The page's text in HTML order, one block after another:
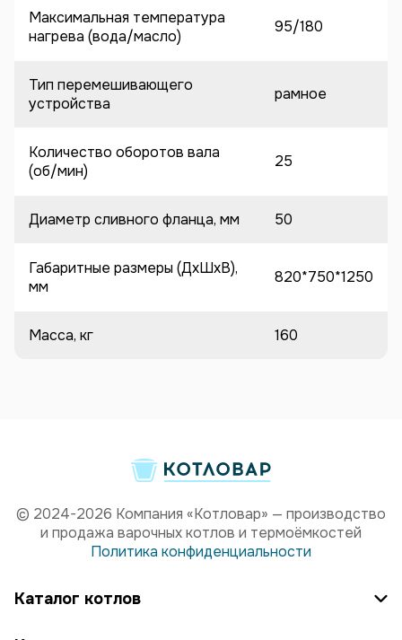
Максимальная температура
нагрева (вода/масло)
95/180
Тип перемешивающего
устройства
рамное
Количество оборотов вала
(об/мин)
25
Диаметр сливного фланца, мм 50
Габаритные размеры (ДхШхВ),
мм
820*750*1250
Масса, кг 160
© 2024-2026 Компания «Котловар» — производство
и продажа варочных котлов и термоёмкостей
Политика конфиденциальности
Каталог котлов